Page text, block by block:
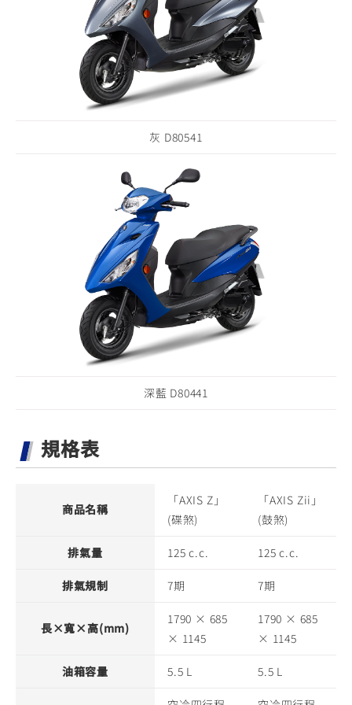
灰 D80541
深藍 D80441
規格表
商品名稱
「AXIS Z」
(碟煞)
「AXIS Zii」
(鼓煞)
排氣量 125 c.c. 125 c.c.
排氣規制 7期 7期
長×寬×高(mm)
1790 × 685
× 1145
1790 × 685
× 1145
油箱容量 5.5 L 5.5 L